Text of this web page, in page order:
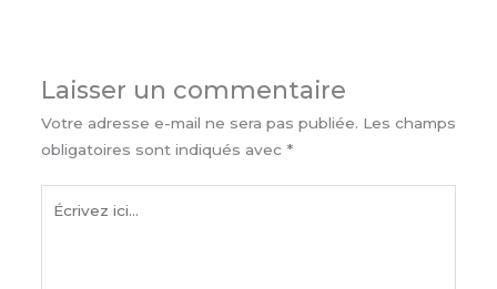
Laisser un commentaire
Votre adresse e-mail ne sera pas publiée. Les champs
obligatoires sont indiqués avec *